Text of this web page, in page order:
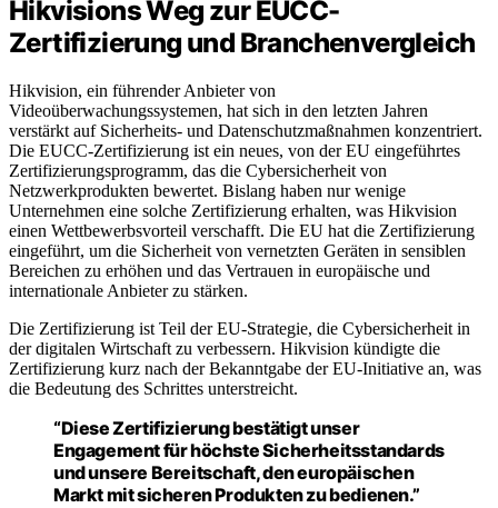
Hikvisions Weg zur EUCC-
Zertifizierung und Branchenvergleich
Hikvision, ein führender Anbieter von
Videoüberwachungssystemen, hat sich in den letzten Jahren
verstärkt auf Sicherheits- und Datenschutzmaßnahmen konzentriert.
Die EUCC-Zertifizierung ist ein neues, von der EU eingeführtes
Zertifizierungsprogramm, das die Cybersicherheit von
Netzwerkprodukten bewertet. Bislang haben nur wenige
Unternehmen eine solche Zertifizierung erhalten, was Hikvision
einen Wettbewerbsvorteil verschafft. Die EU hat die Zertifizierung
eingeführt, um die Sicherheit von vernetzten Geräten in sensiblen
Bereichen zu erhöhen und das Vertrauen in europäische und
internationale Anbieter zu stärken.
Die Zertifizierung ist Teil der EU-Strategie, die Cybersicherheit in
der digitalen Wirtschaft zu verbessern. Hikvision kündigte die
Zertifizierung kurz nach der Bekanntgabe der EU-Initiative an, was
die Bedeutung des Schrittes unterstreicht.
“Diese Zertifizierung bestätigt unser
Engagement für höchste Sicherheitsstandards
und unsere Bereitschaft, den europäischen
Markt mit sicheren Produkten zu bedienen.”